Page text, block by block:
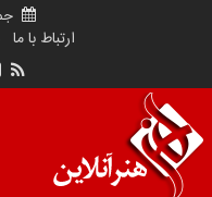
جمعه
ارتباط با ما